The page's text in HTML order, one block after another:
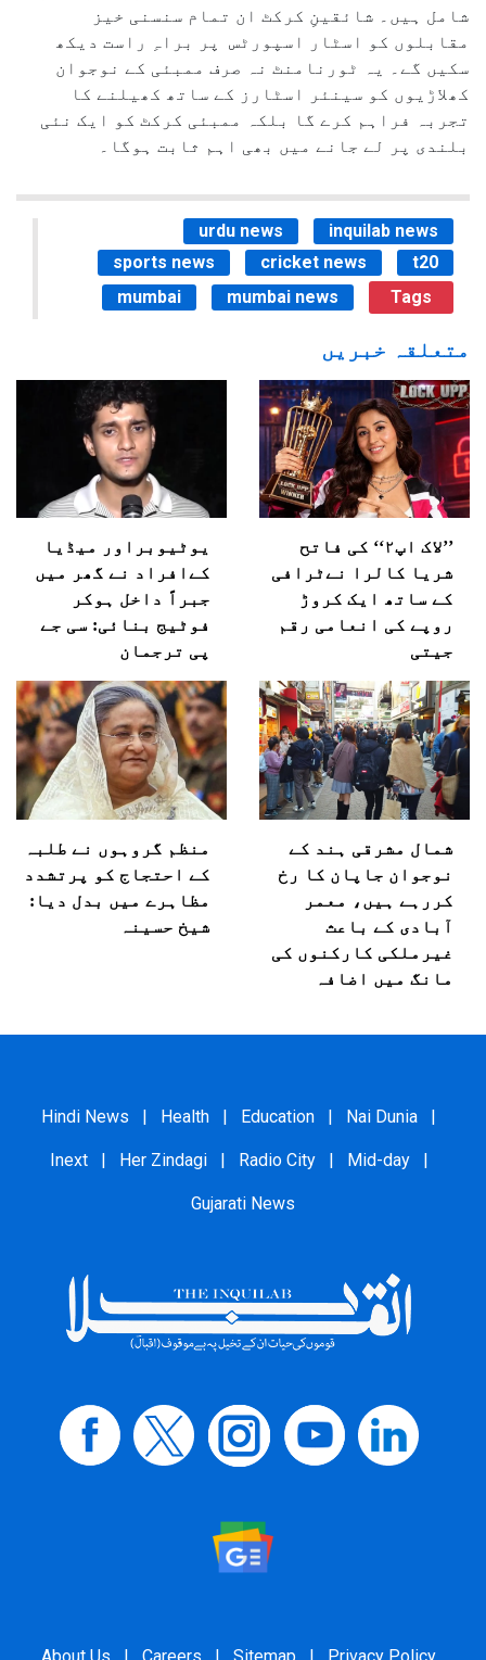
شامل ہیں۔ شائقینِ کرکٹ ان تمام سنسنی خیز
مقابلوں کو اسٹار اسپورٹس پر براہِ راست دیکھ
سکیں گے۔ یہ ٹورنامنٹ نہ صرف ممبئی کے نوجوان
کھلاڑیوں کو سینئر اسٹارز کے ساتھ کھیلنے کا
تجربہ فراہم کرے گا بلکہ ممبئی کرکٹ کو ایک نئی
بلندی پر لے جانے میں بھی اہم ثابت ہوگا۔
urdu news
inquilab news
sports news
cricket news
t20
mumbai
mumbai news Tags
متعلقہ خبریں
’’لاک اپ۲‘‘ کی فاتح
شریا کالرا نےٹرافی
کے ساتھ ایک کروڑ
روپے کی انعامی رقم
جیتی
یوٹیوبراور میڈیا
کےافراد نے گھر میں
جبراً داخل ہوکر
فوٹیج بنائی: سی جے
پی ترجمان
شمال مشرقی ہند کے
نوجوان جاپان کا رخ
کررہے ہیں، معمر
آبادی کے باعث
غیرملکی کارکنوں کی
مانگ میں اضافہ
منظم گروہوں نے طلبہ
کے احتجاج کو پرتشدد
مظاہرے میں بدل دیا:
شیخ حسینہ
Hindi News | Health | Education | Nai Dunia |
Inext | Her Zindagi | Radio City | Mid-day |
Gujarati News
About Us | Careers | Sitemap | Privacy Policy